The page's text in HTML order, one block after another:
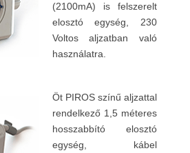
(2100mA) is felszerelt
elosztó egység, 230
Voltos aljzatban való
használatra.
Öt PIROS színű aljzattal
rendelkező 1,5 méteres
hosszabbító elosztó
egység, kábel